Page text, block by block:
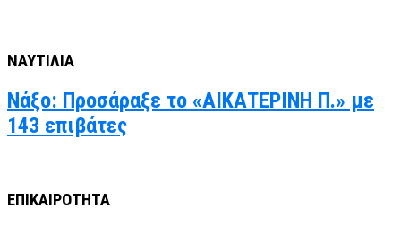
ΝΑΥΤΙΛΙΑ
Νάξο: Προσάραξε το «ΑΙΚΑΤΕΡΙΝΗ Π.» με
143 επιβάτες
ΕΠΙΚΑΙΡΟΤΗΤΑ